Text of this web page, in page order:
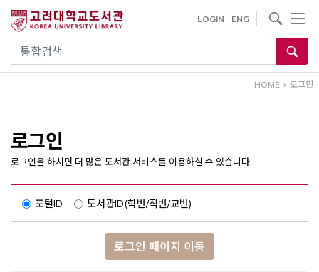
건
통합검색
LOGIN ENG
사이트내 검색
HOME > 로그인
로그인
로그인을 하시면 더 많은 도서관 서비스를 이용하실 수 있습니다.
포털ID 도서관ID(학번/직번/교번)
로그인 페이지 이동